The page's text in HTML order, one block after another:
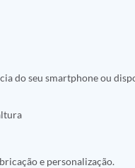
do seu smartphone ou
e personalização.